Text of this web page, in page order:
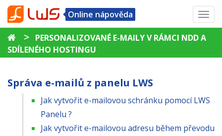
Online nápověda
> PERSONALIZOVANÉ E-MAILY V RÁMCI NDD A
SDÍLENÉHO HOSTINGU
Správa e-mailů z panelu LWS
Jak vytvořit e-mailovou schránku pomocí LWS
Panelu ?
Jak vytvořit e-mailovou adresu během převodu